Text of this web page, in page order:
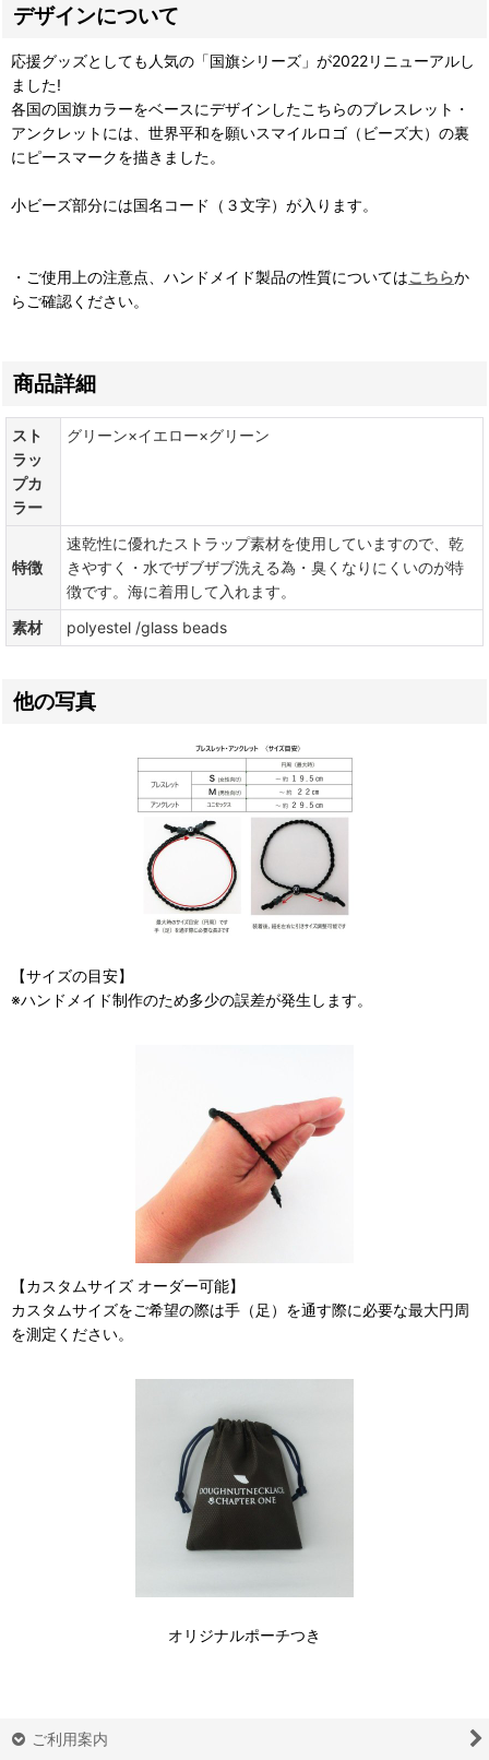
デザインについて
応援グッズとしても人気の「国旗シリーズ」が2022リニューアルし
ました!
各国の国旗カラーをベースにデザインしたこちらのブレスレット・
アンクレットには、世界平和を願いスマイルロゴ（ビーズ大）の裏
にピースマークを描きました。
小ビーズ部分には国名コード（３文字）が入ります。
・ご使用上の注意点、ハンドメイド製品の性質についてはこちらか
らご確認ください。
商品詳細
スト
ラッ
プカ
ラー
グリーン×イエロー×グリーン
特徴
速乾性に優れたストラップ素材を使用していますので、乾
きやすく・水でザブザブ洗える為・臭くなりにくいのが特
徴です。海に着用して入れます。
素材
polyestel /glass beads
他の写真
【サイズの目安】
※ハンドメイド制作のため多少の誤差が発生します。
【カスタムサイズ オーダー可能】
カスタムサイズをご希望の際は手（足）を通す際に必要な最大円周
を測定ください。
オリジナルポーチつき
ご利用案内